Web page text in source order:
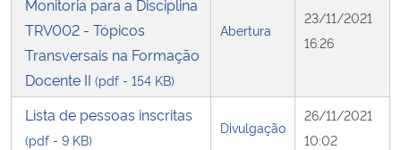
Secretaria-Geral
Secretaria de Governo
Gabinete de Segurança Institucional
Monitoria para a Disciplina
TRV002 - Tópicos
Transversais na Formação
Docente II (pdf - 154 KB)
Abertura
23/11/2021
16:26
Lista de pessoas inscritas
(pdf - 9 KB)
Divulgação
26/11/2021
10:02